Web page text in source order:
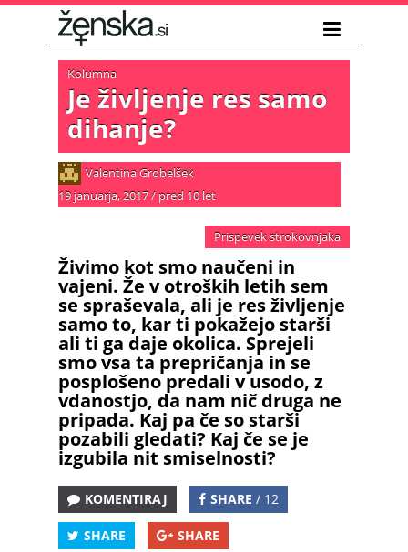
Kolumna
Je življenje res samo
dihanje?
Valentina Grobelšek
19 januarja, 2017/ pred 10 let
Prispevek strokovnjaka
Živimo kot smo naučeni in
vajeni. Že v otroških letih sem
se spraševala, ali je res življenje
samo to, kar ti pokažejo starši
ali ti ga daje okolica. Sprejeli
smo vsa ta prepričanja in se
posplošeno predali v usodo, z
vdanostjo, da nam nič druga ne
pripada. Kaj pa če so starši
pozabili gledati? Kaj če se je
izgubila nit smiselnosti?
KOMENTIRAJ SHARE / 12
SHARE SHARE